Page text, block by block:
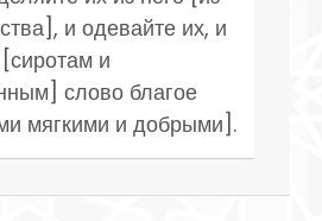
и одевайте их, и
и
слово благое
мягкими и добрыми].